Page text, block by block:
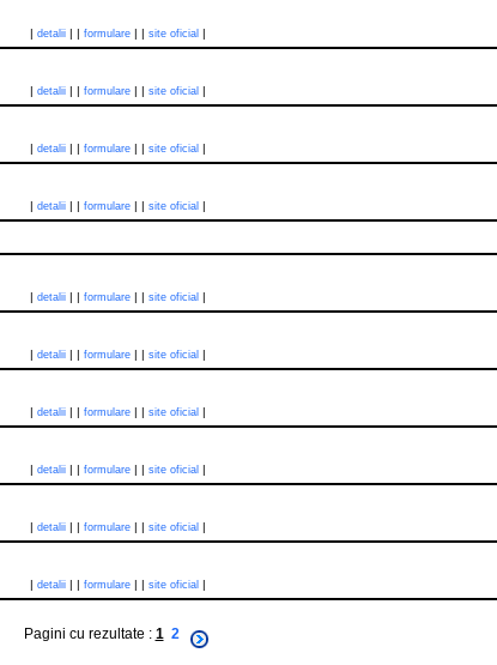
| detalii| | formulare| | site oficial|
| detalii| | formulare| | site oficial|
| detalii| | formulare| | site oficial|
| detalii| | formulare| | site oficial|
| detalii| | formulare| | site oficial|
| detalii| | formulare| | site oficial|
| detalii| | formulare| | site oficial|
| detalii| | formulare| | site oficial|
| detalii| | formulare| | site oficial|
| detalii| | formulare| | site oficial|
Pagini cu rezultate : 1 2